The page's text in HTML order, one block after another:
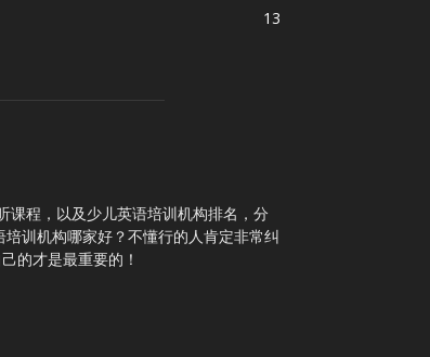
13
课程，以及少儿英语培训机构排名，分
训机构哪家好？不懂行的人肯定非常纠
的才是最重要的！